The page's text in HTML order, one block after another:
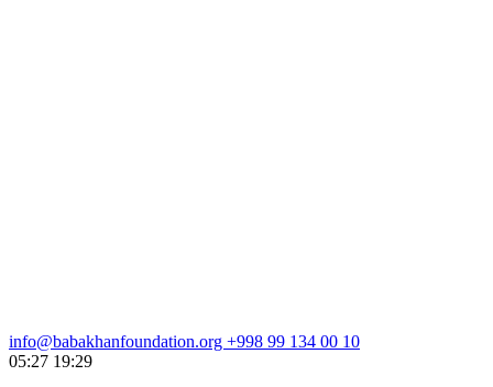
info@babakhanfoundation.org +998 99 134 00 10
05:27 19:29